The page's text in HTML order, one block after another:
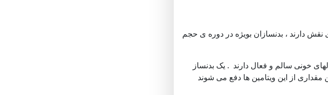
نقش دارند ، بدنسازان بویژه در دوره ی حجم
خونی سالم و فعال دارند . یک بدنساز
از این ویتامین ها دفع می شوند